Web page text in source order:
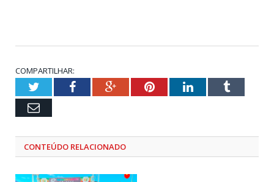
COMPARTILHAR:
TwitterFacebookGoogle+PinterestLinkedInTumblr
Email
CONTEÚDO RELACIONADO